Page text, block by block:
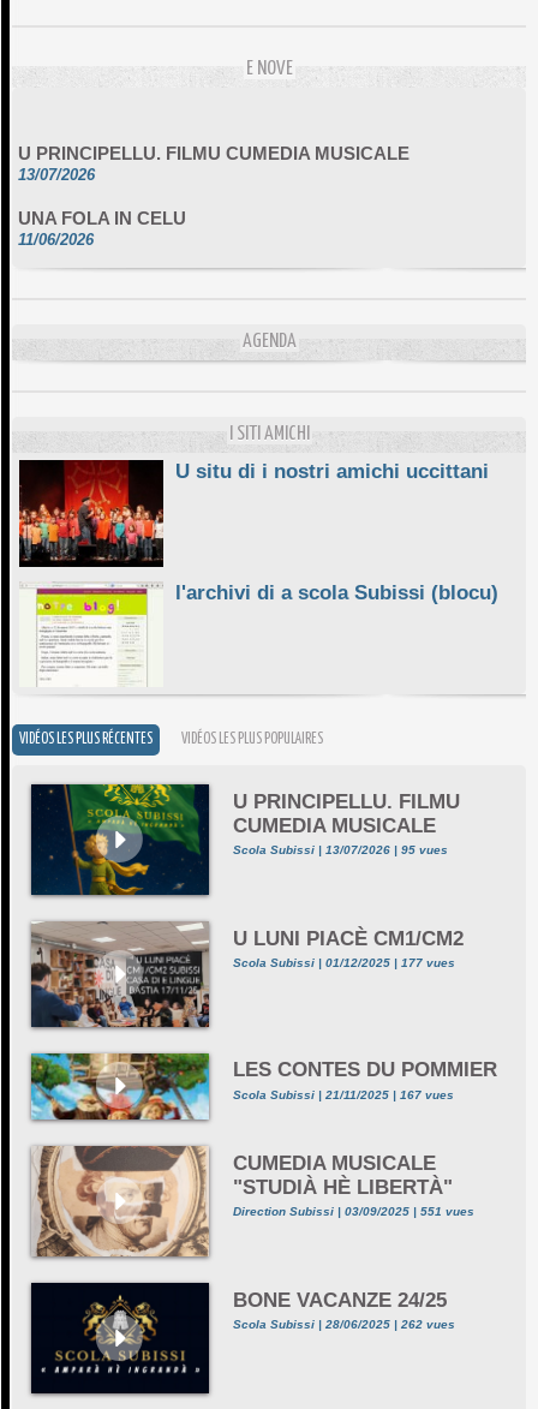
E NOVE
13/07/2026
11/06/2026
DA SCIMULÌ
L'ESSENZIALE CHÌ GHJÈ
10/06/2026
AGENDA
I SITI AMICHI
U situ di i nostri amichi uccittani
l'archivi di a scola Subissi (blocu)
VIDÉOS LES PLUS RÉCENTES VIDÉOS LES PLUS POPULAIRES
U PRINCIPELLU. FILMU
CUMEDIA MUSICALE
Scola Subissi | 13/07/2026 | 95 vues
U LUNI PIACÈ CM1/CM2
Scola Subissi | 01/12/2025 | 177 vues
LES CONTES DU POMMIER
Scola Subissi | 21/11/2025 | 167 vues
CUMEDIA MUSICALE
"STUDIÀ HÈ LIBERTÀ"
Direction Subissi | 03/09/2025 | 551 vues
BONE VACANZE 24/25
Scola Subissi | 28/06/2025 | 262 vues